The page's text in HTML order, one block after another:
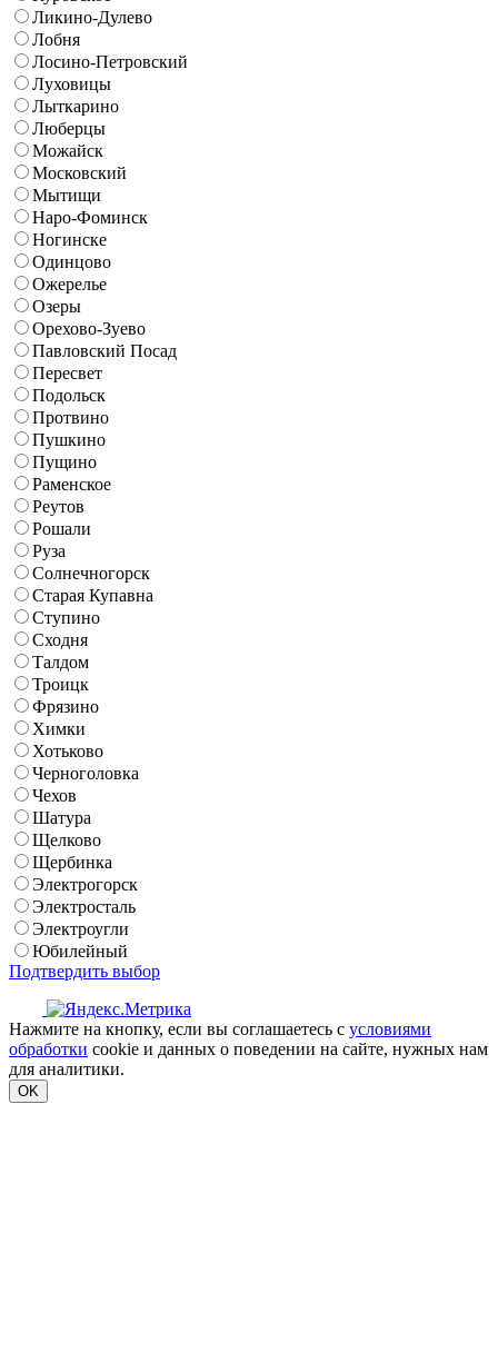
Ликино-Дулево
Лобня
Лосино-Петровский
Луховицы
Лыткарино
Люберцы
Можайск
Московский
Мытищи
Наро-Фоминск
Ногинске
Одинцово
Ожерелье
Озеры
Орехово-Зуево
Павловский Посад
Пересвет
Подольск
Протвино
Пушкино
Пущино
Раменское
Реутов
Рошали
Руза
Солнечногорск
Старая Купавна
Ступино
Сходня
Талдом
Троицк
Фрязино
Химки
Хотьково
Черноголовка
Чехов
Шатура
Щелково
Щербинка
Электрогорск
Электросталь
Электроугли
Юбилейный
Подтвердить выбор
Нажмите на кнопку, если вы соглашаетесь с условиями
обработки cookie и данных о поведении на сайте, нужных нам
для аналитики.
OK